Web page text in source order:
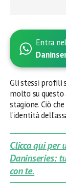
Entra
Gli stessi profili
molto su
stagione. Ciò
l’identità
Clicca qui per
Daninseries:
con te.